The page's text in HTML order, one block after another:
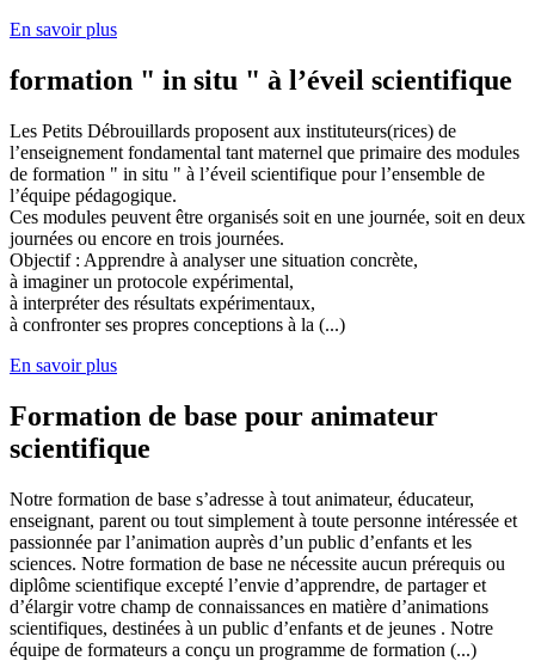
En savoir plus
formation " in situ " à l’éveil scientifique
Les Petits Débrouillards proposent aux instituteurs(rices) de
l’enseignement fondamental tant maternel que primaire des modules
de formation " in situ " à l’éveil scientifique pour l’ensemble de
l’équipe pédagogique.
Ces modules peuvent être organisés soit en une journée, soit en deux
journées ou encore en trois journées.
Objectif : Apprendre à analyser une situation concrète,
à imaginer un protocole expérimental,
à interpréter des résultats expérimentaux,
à confronter ses propres conceptions à la (...)
En savoir plus
Formation de base pour animateur
scientifique
Notre formation de base s’adresse à tout animateur, éducateur,
enseignant, parent ou tout simplement à toute personne intéressée et
passionnée par l’animation auprès d’un public d’enfants et les
sciences. Notre formation de base ne nécessite aucun prérequis ou
diplôme scientifique excepté l’envie d’apprendre, de partager et
d’élargir votre champ de connaissances en matière d’animations
scientifiques, destinées à un public d’enfants et de jeunes . Notre
équipe de formateurs a conçu un programme de formation (...)